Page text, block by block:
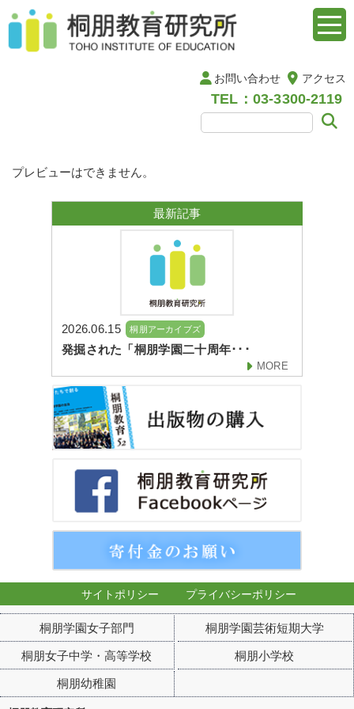
お問い合わせ アクセス
TEL：03-3300-2119
プレビューはできません。
最新記事
2026.06.15 桐朋アーカイブズ
発掘された「桐朋学園二十周年･･･
MORE
サイトポリシー プライバシーポリシー
桐朋学園女子部門 桐朋学園芸術短期大学
桐朋女子中学・高等学校 桐朋小学校
桐朋幼稚園